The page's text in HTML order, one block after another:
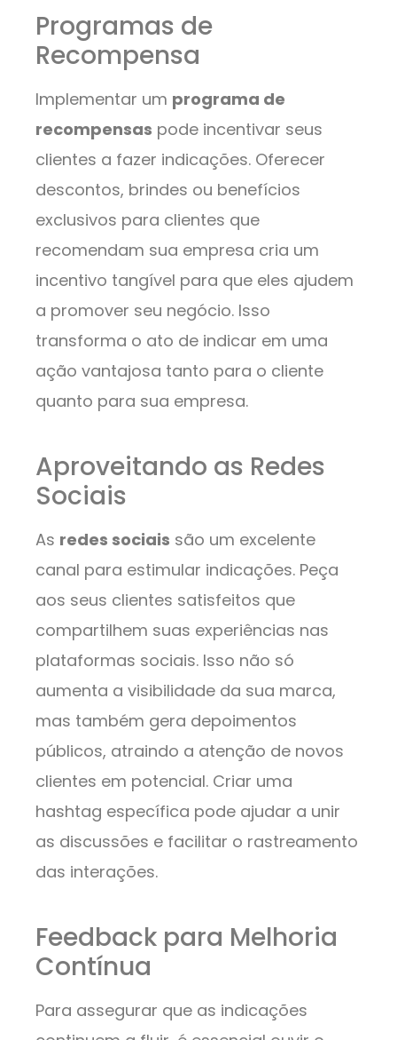
Programas de
Recompensa
Implementar um programa de
recompensas pode incentivar seus
clientes a fazer indicações. Oferecer
descontos, brindes ou benefícios
exclusivos para clientes que
recomendam sua empresa cria um
incentivo tangível para que eles ajudem
a promover seu negócio. Isso
transforma o ato de indicar em uma
ação vantajosa tanto para o cliente
quanto para sua empresa.
Aproveitando as Redes
Sociais
As redes sociais são um excelente
canal para estimular indicações. Peça
aos seus clientes satisfeitos que
compartilhem suas experiências nas
plataformas sociais. Isso não só
aumenta a visibilidade da sua marca,
mas também gera depoimentos
públicos, atraindo a atenção de novos
clientes em potencial. Criar uma
hashtag específica pode ajudar a unir
as discussões e facilitar o rastreamento
das interações.
Feedback para Melhoria
Contínua
Para assegurar que as indicações